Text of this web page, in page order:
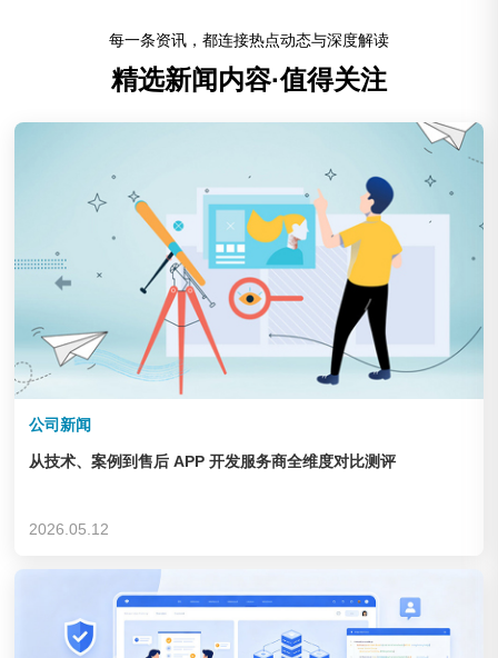
企业&集团 查看链接
企业&集团
每一条资讯，都连接热点动态与深度解读
精选新闻内容·值得关注
公司新闻
从技术、案例到售后 APP 开发服务商全维度对比测评
2026.05.12